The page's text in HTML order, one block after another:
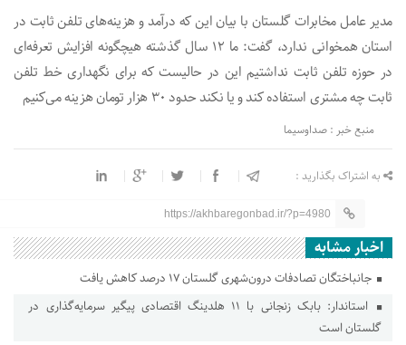
مدیر عامل مخابرات گلستان با بیان این که درآمد و هزینه‌های تلفن ثابت در
استان همخوانی ندارد، گفت: ما ۱۲ سال گذشته هیچگونه افزایش تعرفه‌ای
در حوزه تلفن ثابت نداشتیم این در حالیست که برای نگهداری خط تلفن
ثابت چه مشتری استفاده کند و یا نکند حدود ۳۰ هزار تومان هزینه می‌کنیم
منبع خبر : صداوسیما
به اشتراک بگذارید :
https://akhbaregonbad.ir/?p=4980
اخبار مشابه
جانباختگان تصادفات درون‌شهری گلستان ۱۷ درصد کاهش یافت
استاندار: بابک زنجانی با ۱۱ هلدینگ اقتصادی پیگیر سرمایه‌گذاری در
گلستان است